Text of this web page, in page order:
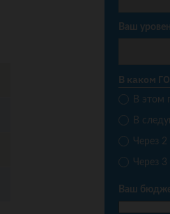
Ваш
В каком
В этом
В
Через 2
Через 3
Ваш